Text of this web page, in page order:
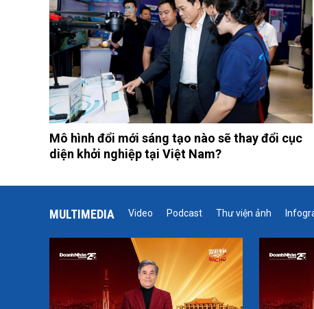
Mô hình đổi mới sáng tạo nào sẽ thay đổi cục
diện khởi nghiệp tại Việt Nam?
MULTIMEDIA Video Podcast Thư viện ảnh